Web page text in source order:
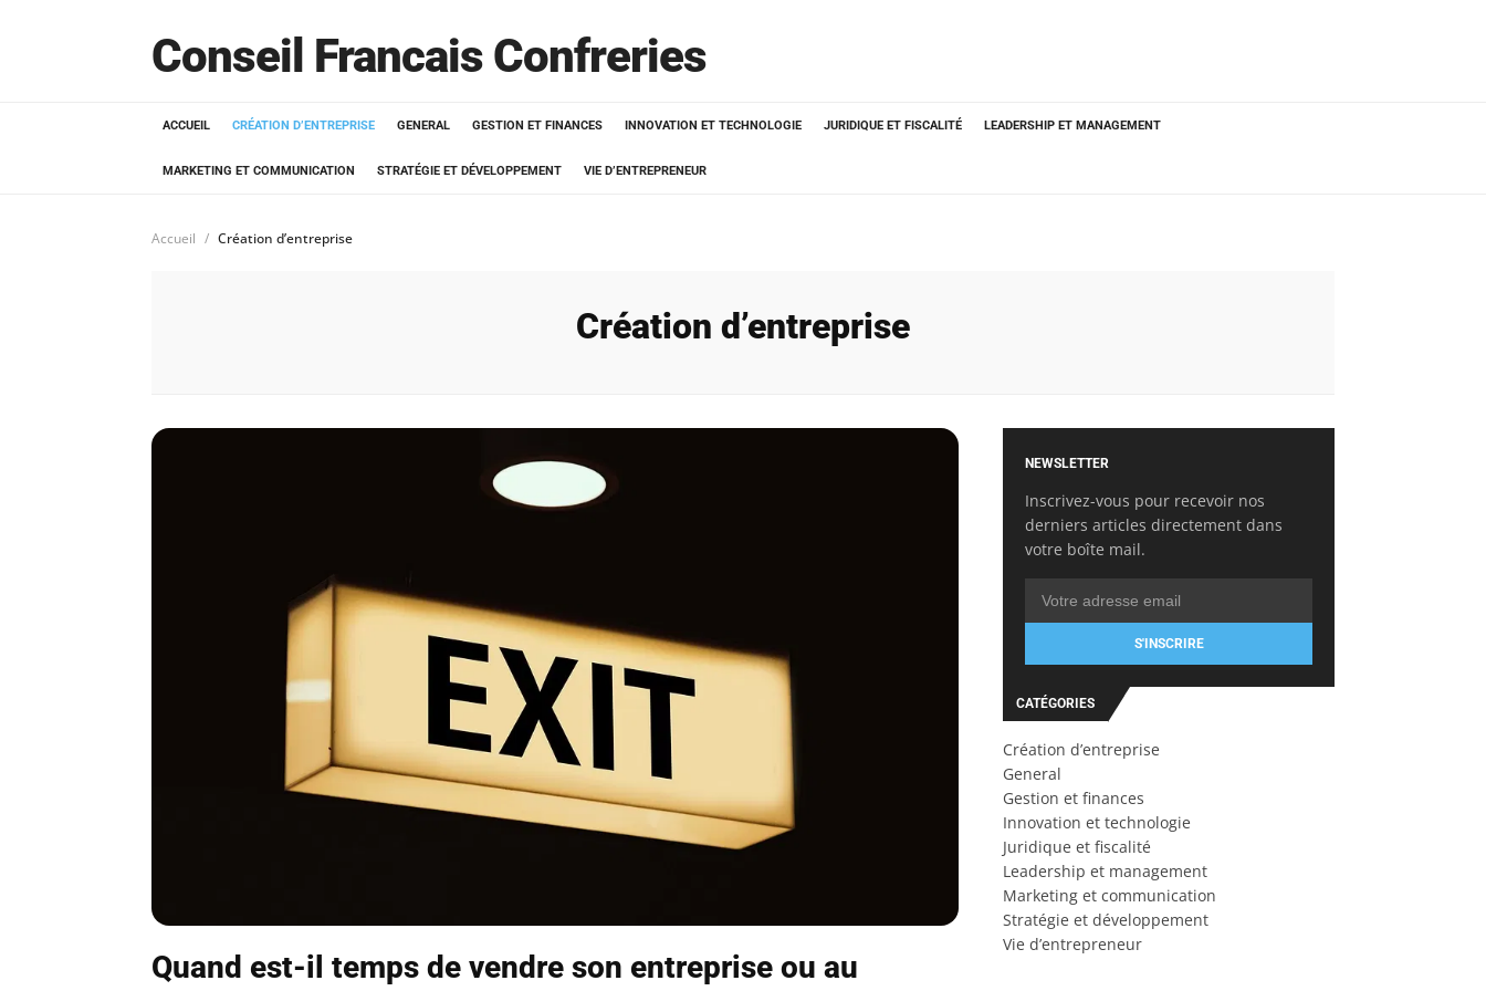
Conseil Francais Confreries
ACCUEIL CRÉATION D’ENTREPRISE GENERAL GESTION ET FINANCES INNOVATION ET TECHNOLOGIE JURIDIQUE ET FISCALITÉ LEADERSHIP ET MANAGEMENT
MARKETING ET COMMUNICATION STRATÉGIE ET DÉVELOPPEMENT VIE D’ENTREPRENEUR
Accueil Création d’entreprise
Création d’entreprise
Quand est-il temps de vendre son entreprise ou au
NEWSLETTER
Inscrivez-vous pour recevoir nos
derniers articles directement dans
votre boîte mail.
S'INSCRIRE
CATÉGORIES
Création d’entreprise
General
Gestion et finances
Innovation et technologie
Juridique et fiscalité
Leadership et management
Marketing et communication
Stratégie et développement
Vie d’entrepreneur